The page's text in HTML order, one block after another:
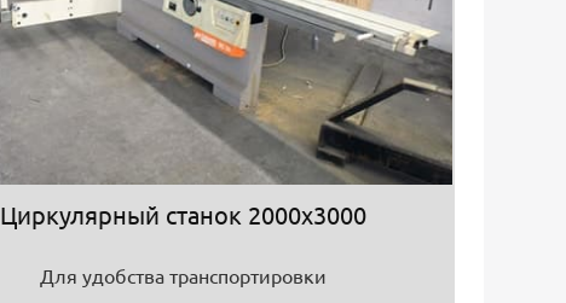
Циркулярный станок 2000х3000
Для удобства транспортировки